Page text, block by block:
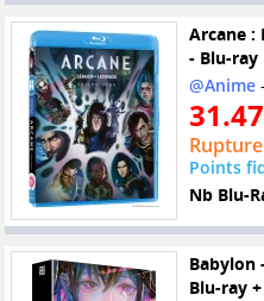
Arcane :
- Blu-ray
@Anime
Rupture
Points
Nb Blu-
Babylon
Blu-ray +